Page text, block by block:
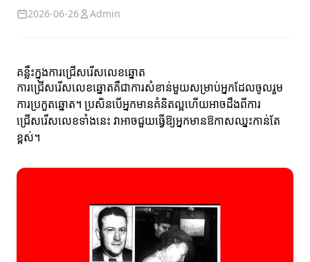
2026-06-26 Admin
គន្លឹះក្នុងការជ្រើសរើសលេខឆ្នោត
ការជ្រើសរើសលេខឆ្នោតគឺជាការសំខាន់មួយសម្រាប់អ្នកដែលចូលរួម
ការប្រកួតឆ្នោត។ ប្រសិនបើអ្នកមានគំនិតល្អហើយអាចដឹងពីការ
ជ្រើសរើសលេខទាំងនេះ វាអាចជួយធ្វើឱ្យអ្នកមានឱកាសឈ្នះកាន់តែ
ខ្ពស់។